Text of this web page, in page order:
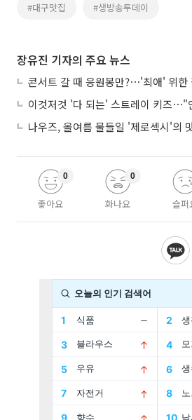
#대구맛집 #생방송투데이
장유진 기자의 주요 뉴스
콘서트 갈 때 응원봉만?⋯'최애' 위한
좋아요
0
화나요
0
슬퍼